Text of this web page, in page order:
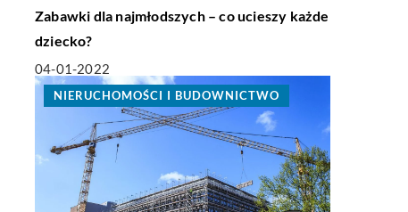
Zabawki dla najmłodszych – co ucieszy każde
dziecko?
04-01-2022
NIERUCHOMOŚCI I BUDOWNICTWO